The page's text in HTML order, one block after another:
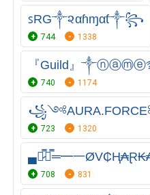
ꜱRG༒૨αɦɱαƭ༒꧂
744 1338
『Guild』
740 1174
723 1320
▄︻̷̿┻̿═━一
708 831